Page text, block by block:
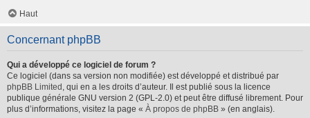
Haut
Concernant phpBB
Qui a développé ce logiciel de forum ?
Ce logiciel (dans sa version non modifiée) est développé et distribué par
phpBB Limited , qui en a les droits d’auteur. Il est publié sous la licence
publique générale GNU version 2 (GPL-2.0) et peut être diffusé librement. Pour
plus d’informations, visitez la page « À propos de phpBB » (en anglais).